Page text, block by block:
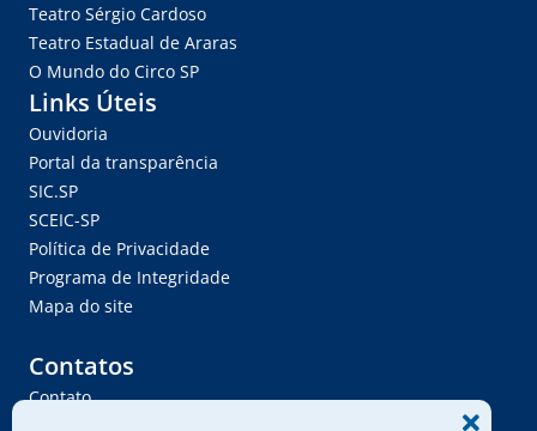
Teatro Sérgio Cardoso
Teatro Estadual de Araras
O Mundo do Circo SP
Links Úteis
Ouvidoria
Portal da transparência
SIC.SP
SCEIC-SP
Política de Privacidade
Programa de Integridade
Mapa do site
Contatos
Contato